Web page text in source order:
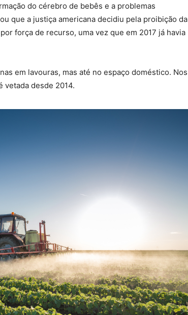
do cérebro de bebês e a problemas
que a justiça americana decidiu pela proibição da
força de recurso, uma vez que em 2017 já havia
em lavouras, mas até no espaço doméstico. Nos
vetada desde 2014.